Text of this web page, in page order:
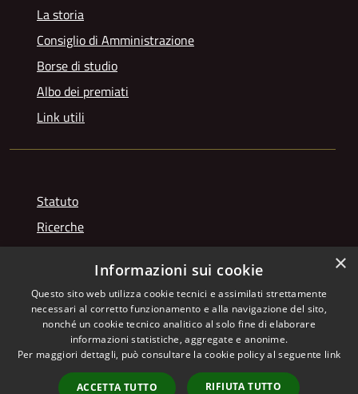
La storia
Consiglio di Amministrazione
Borse di studio
Albo dei premiati
Link utili
Statuto
Ricerche
Videogallery
Photogallery
RSS
Accessibilità
Copyright © 2026 • Istituto
Giuseppe Franchetti • Powered
byMunicipium Accesso
×
Informazioni sui cookie
Questo sito web utilizza cookie tecnici e assimilati strettamente
necessari al corretto funzionamento e alla navigazione del sito,
nonché un cookie tecnico analitico al solo fine di elaborare
informazioni statistiche, aggregate e anonime.
Per maggiori dettagli, può consultare la cookie policy al seguente link
ACCETTA TUTTO RIFIUTA TUTTO